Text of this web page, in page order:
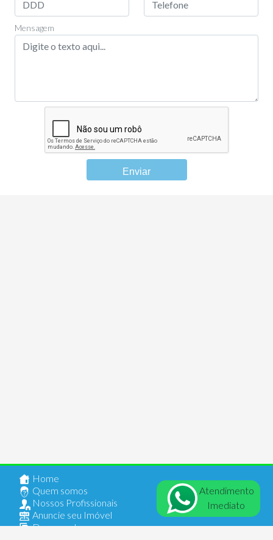
Mensagem
Home
Quem somos
Nossos Profissionais
Anuncie seu Imóvel
Documentos
Atendimento
Imediato